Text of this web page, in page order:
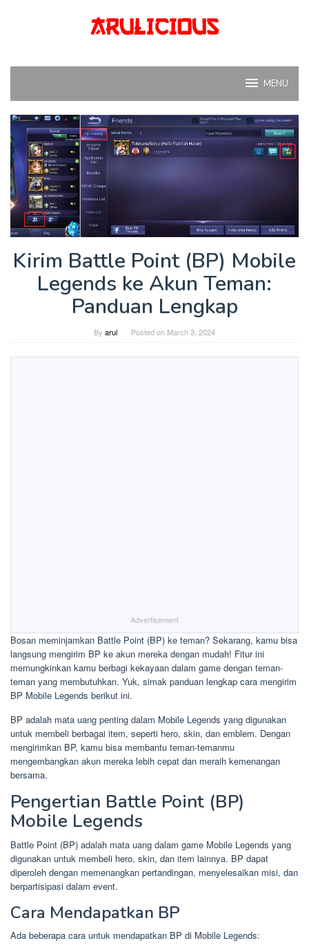
MENU
Kirim Battle Point (BP) Mobile
Legends ke Akun Teman:
Panduan Lengkap
By arul Posted on March 3, 2024
Advertisement
Bosan meminjamkan Battle Point (BP) ke teman? Sekarang, kamu bisa
langsung mengirim BP ke akun mereka dengan mudah! Fitur ini
memungkinkan kamu berbagi kekayaan dalam game dengan teman-
teman yang membutuhkan. Yuk, simak panduan lengkap cara mengirim
BP Mobile Legends berikut ini.
BP adalah mata uang penting dalam Mobile Legends yang digunakan
untuk membeli berbagai item, seperti hero, skin, dan emblem. Dengan
mengirimkan BP, kamu bisa membantu teman-temanmu
mengembangkan akun mereka lebih cepat dan meraih kemenangan
bersama.
Pengertian Battle Point (BP)
Mobile Legends
Battle Point (BP) adalah mata uang dalam game Mobile Legends yang
digunakan untuk membeli hero, skin, dan item lainnya. BP dapat
diperoleh dengan memenangkan pertandingan, menyelesaikan misi, dan
berpartisipasi dalam event.
Cara Mendapatkan BP
Ada beberapa cara untuk mendapatkan BP di Mobile Legends: